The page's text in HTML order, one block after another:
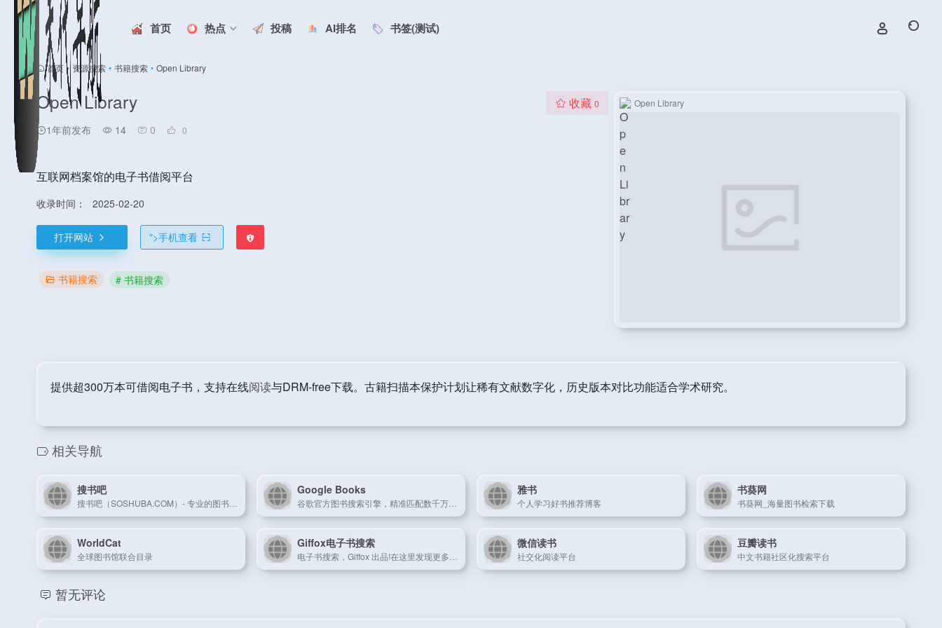
首页 热点 投稿 AI排名 书签(测试)
首页 • 资源搜索 • 书籍搜索 • Open Library
Open Library
1年前发布 14 0 0
收藏 0
互联网档案馆的电子书借阅平台
收录时间： 2025-02-20
打开网站 ">手机查看
书籍搜索 # 书籍搜索
Open Library
提供超300万本可借阅电子书，支持在线阅读与DRM-free下载。古籍扫描本保护计划让稀有文献数字化，历史版本对比功能适合学术研究。
相关导航
搜书吧 Google Books 雅书
个人学习好书推荐博客
书葵网
书葵网_海量图书检索下载
WorldCat
全球图书馆联合目录
Giffox电子书搜索 微信读书
社交化阅读平台
豆瓣读书
中文书籍社区化搜索平台
暂无评论